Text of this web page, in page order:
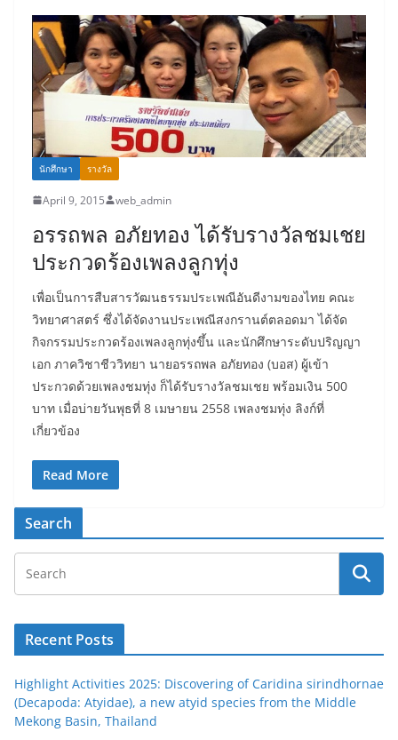
นักศึกษา รางวัล
April 9, 2015 web_admin
อรรถพล อภัยทอง ได้รับรางวัลชมเชย
ประกวดร้องเพลงลูกทุ่ง
เพื่อเป็นการสืบสารวัฒนธรรมประเพณีอันดีงามของไทย คณะ
วิทยาศาสตร์ ซึ่งได้จัดงานประเพณีสงกรานต์ตลอดมา ได้จัด
กิจกรรมประกวดร้องเพลงลูกทุ่งขึ้น และนักศึกษาระดับปริญญา
เอก ภาควิชาชีววิทยา นายอรรถพล อภัยทอง (บอส) ผู้เข้า
ประกวดด้วยเพลงชมทุ่ง ก็ได้รับรางวัลชมเชย พร้อมเงิน 500
บาท เมื่อบ่ายวันพุธที่ 8 เมษายน 2558 เพลงชมทุ่ง ลิงก์ที่
เกี่ยวข้อง
Read More
Search
Recent Posts
Highlight Activities 2025: Discovering of Caridina sirindhornae
(Decapoda: Atyidae), a new atyid species from the Middle
Mekong Basin, Thailand